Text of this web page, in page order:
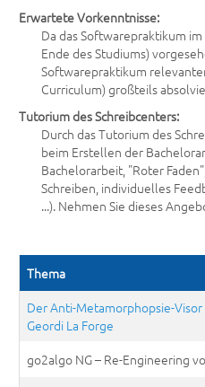
Erwartete Vorkenntnisse:
Da das Softwarepraktikum
Ende des Studiums)
Softwarepraktikum
Curriculum) großteils
Tutorium des Schreibcenters:
Durch das Tutorium des
beim Erstellen der
Bachelorarbeit, "Roter
Schreiben, individuelles
...). Nehmen Sie dieses
Thema
Der Anti-Metamorphopsie-
Geordi La Forge
go2algo NG – Re-Engineering